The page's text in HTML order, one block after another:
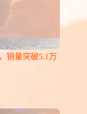
销量突破5.1万